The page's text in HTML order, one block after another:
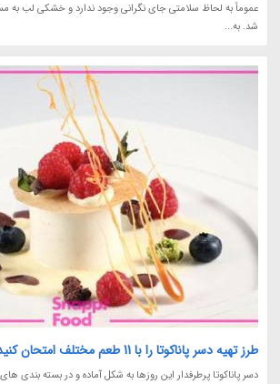
عموماً به لحاظ سلامتی جای نگرانی وجود ندارد و خشکی لب به
شد. به...
طرز تهیه دسر پاناکوتا را با 11 طعم مختلف امتحان کنید
دسر پاناکوتا پرطرفدار این روزها به شکل آماده و در بسته بندی